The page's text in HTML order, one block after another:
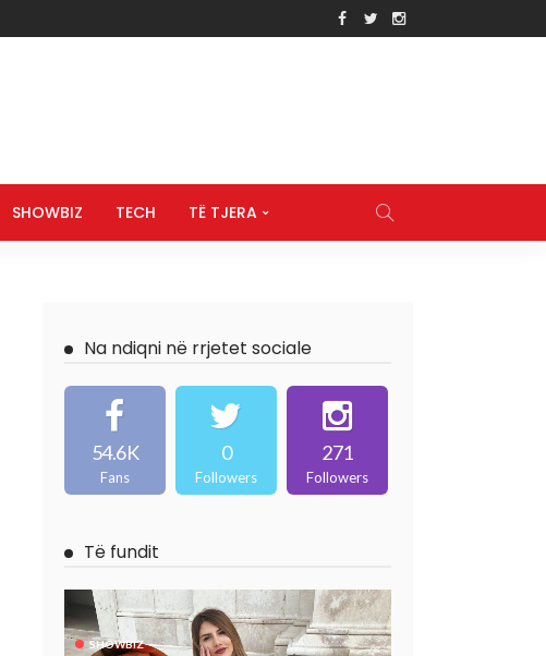
SHOWBIZ TECH TË TJERA
Na ndiqni në rrjetet sociale
54.6K
Fans
0
Followers
271
Followers
Të fundit
SHOWBIZ